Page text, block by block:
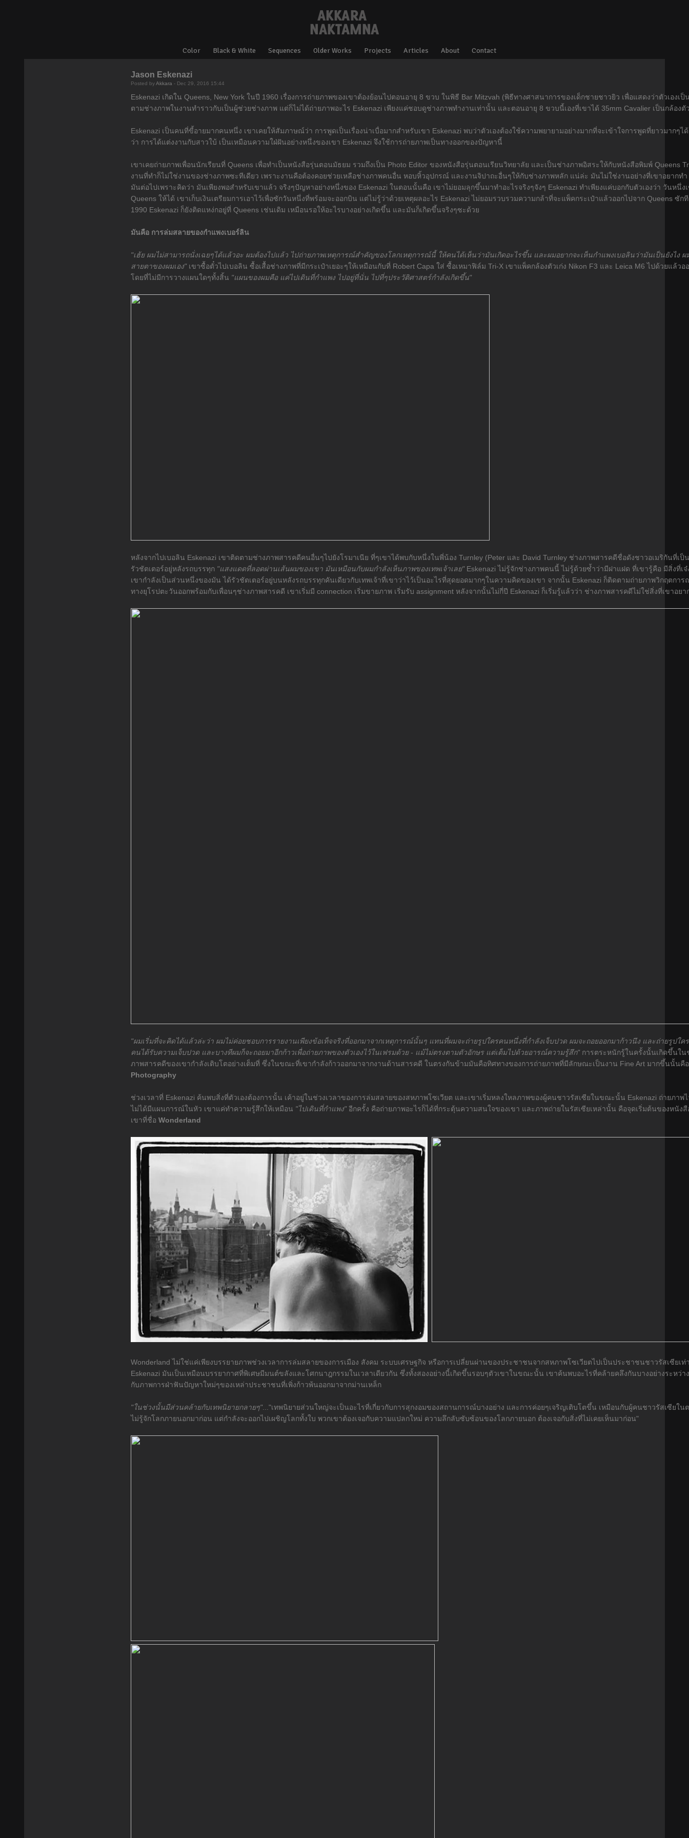
Color Black & White Sequences Older Works Projects Articles About Contact
Jason Eskenazi
Posted byAkkara - Dec 29, 2016 15:44
Eskenazi เกิดใน Queens, New York ในปี 1960 เรื่องการถ่ายภาพของเขาต้องย้อนไปตอนอายุ 8 ขวบ ในพิธี Bar Mitzvah (พิธีทางศาสนาการของเด็กชายชาวยิว เพื่อแสดงว่าตัวเองเ
ตามช่างภาพในงานทำราวกับเป็นผู้ช่วยช่างภาพ แต่ก็ไม่ได้ถ่ายภาพอะไร Eskenazi เพียงแค่ชอบดูช่างภาพทำงานเท่านั้น และตอนอายุ 8 ขวบนี้เองที่เขาได้ 35mm Cavalier เป็นกล้อง
Eskenazi เป็นคนที่ขี้อายมากคนหนึ่ง เขาเคยให้สัมภาษณ์ว่า การพูดเป็นเรื่องน่าเบื่อมากสำหรับเขา Eskenazi พบว่าตัวเองต้องใช้ความพยายามอย่างมากที่จะเข้าใจการพูดที่ยาวมากๆไ
ว่า การได้แต่งงานกับสาวใบ้ เป็นเหมือนความใฝ่ฝันอย่างหนึ่งของเขา Eskenazi จึงใช้การถ่ายภาพเป็นทางออกของปัญหานี้
เขาเคยถ่ายภาพเพื่อนนักเรียนที่ Queens เพื่อทำเป็นหนังสือรุ่นตอนมัธยม รวมถึงเป็น Photo Editor ของหนังสือรุ่นตอนเรียนวิทยาลัย และเป็นช่างภาพอิสระให้กับหนังสือพิมพ์ Queens
งานที่ทำก็ไม่ใช่งานของช่างภาพซะทีเดียว เพราะงานคือต้องคอยช่วยเหลือช่างภาพคนอื่น หอบหิ้วอุปกรณ์ และงานจิปาถะอื่นๆให้กับช่างภาพหลัก แน่ล่ะ มันไม่ใช่งานอย่างที่เขาอยากท
มันต่อไปเพราะคิดว่า มันเพียงพอสำหรับเขาแล้ว จริงๆปัญหาอย่างหนึ่งของ Eskenazi ในตอนนั้นคือ เขาไม่ยอมลุกขึ้นมาทำอะไรจริงๆจังๆ Eskenazi ทำเพียงแค่บอกกับตัวเองว่า วันหนึ่ง
Queens ให้ได้ เขาเก็บเงินเตรียมการเอาไว้เพื่อซักวันหนึ่งที่พร้อมจะออกบิน แต่ไม่รู้ว่าด้วยเหตุผลอะไร Eskenazi ไม่ยอมรวบรวมความกล้าที่จะแพ็คกระเป๋าแล้วออกไปจาก Queens ซัก
1990 Eskenazi ก็ยังติดแหง่กอยู่ที่ Queens เช่นเดิม เหมือนรอให้อะไรบางอย่างเกิดขึ้น และมันก็เกิดขึ้นจริงๆซะด้วย
มันคือ การล่มสลายของกำแพงเบอร์ลิน
"เฮ้ย ผมไม่สามารถนั่งเฉยๆได้แล้วอะ ผมต้องไปแล้ว ไปถ่ายภาพเหตุการณ์สำคัญของโลกเหตุการณ์นี้ ให้คนได้เห็นว่ามันเกิดอะไรขึ้น และผมอยากจะเห็นกำแพงเบอลินว่ามันเป็นยังไง ผ
สายตาของผมเอง"เขาซื้อตั๋วไปเบอลิน ซื้อเสื้อช่างภาพที่มีกระเป๋าเยอะๆให้เหมือนกับที่ Robert Capa ใส่ ซื้อเหมาฟิล์ม Tri-X เขาแพ็คกล้องตัวเก่ง Nikon F3 และ Leica M6 ไปด้วยแล้วอ
โดยที่ไม่มีการวางแผนใดๆทั้งสิ้น "แผนของผมคือ แค่ไปเดินที่กำแพง ไปอยู่ที่นั่น ไปที่ๆประวัติศาสตร์กำลังเกิดขึ้น"
หลังจากไปเบอลิน Eskenazi เขาติดตามช่างภาพสารคดีคนอื่นๆไปยังโรมาเนีย ที่ๆเขาได้พบกับหนึ่งในพี่น้อง Turnley (Peter และ David Turnley ช่างภาพสารคดีชื่อดังชาวอเมริกันที่เป็
รัวชัตเตอร์อยู่หลังรถบรรทุก"แสงแดดที่ลอดผ่านเส้นผมของเขา มันเหมือนกับผมกำลังเห็นภาพของเทพเจ้าเลย"Eskenazi ไม่รู้จักช่างภาพคนนี้ ไม่รู้ด้วยซ้ำว่ามีฝาแฝด ที่เขารู้คือ มีสิ่งที่เ
เขากำลังเป็นส่วนหนึ่งของมัน ได้รัวชัตเตอร์อยู่บนหลังรถบรรทุกคันเดียวกับเทพเจ้าที่เขาว่าไว้เป็นอะไรที่สุดยอดมากๆในความคิดของเขา จากนั้น Eskenazi ก็ติดตามถ่ายภาพวิกฤตการ
ทางยุโรปตะวันออกพร้อมกับเพื่อนๆช่างภาพสารคดี เขาเริ่มมี connection เริ่มขายภาพ เริ่มรับ assignment หลังจากนั้นไม่กี่ปี Eskenazi ก็เริ่มรู้แล้วว่า ช่างภาพสารคดีไม่ใช่สิ่งที่เขาอยา
"ผมเริ่มที่จะคิดได้แล้วล่ะว่า ผมไม่ค่อยชอบการรายงานเพียงข้อเท็จจริงที่ออกมาจากเหตุการณ์นั้นๆ แทนที่ผมจะถ่ายรูปใครคนหนึ่งที่กำลังเจ็บปวด ผมจะถอยออกมาก้าวนึง และถ่ายรูปใค
คนได้รับความเจ็บปวด และบางทีผมก็จะถอยมาอีกก้าวเพื่อถ่ายภาพของตัวเองไว้ในเฟรมด้วย - แม้ไม่ตรงตามตัวอักษร แต่เต็มไปด้วยอารณ์ความรู้สึก"การตระหนักรู้ในครั้งนั้นเกิดขึ้นใน
ภาพสารคดีของเขากำลังเติบโตอย่างเต็มที่ ซึ่งในขณะที่เขากำลังก้าวออกมาจากงานด้านสารคดี ในตรงกันข้ามมันคือทิศทางของการถ่ายภาพที่มีลักษณะเป็นงาน Fine Art มากขึ้นนั้นคื
Photography
ช่วงเวลาที่ Eskenazi ค้นพบสิ่งที่ตัวเองต้องการนั้น เค้าอยู่ในช่วงเวลาของการล่มสลายของสหภาพโซเวียต และเขาเริ่มหลงใหลภาพของผู้คนชาวรัสเซียในขณะนั้น Eskenazi ถ่ายภาพ
ไม่ได้มีแผนการณ์ในหัว เขาแค่ทำความรู้สึกให้เหมือน "ไปเดินที่กำแพง"อีกครั้ง คือถ่ายภาพอะไรก็ได้ที่กระตุ้นความสนใจของเขา และภาพถ่ายในรัสเซียเหล่านั้น คือจุดเริ่มต้นของหนังสื
เขาที่ชื่อ Wonderland
Wonderland ไม่ใช่แค่เพียงบรรยายภาพช่วงเวลาการล่มสลายของการเมือง สังคม ระบบเศรษฐกิจ หรือการเปลี่ยนผ่านของประชาชนจากสหภาพโซเวียตไปเป็นประชาชนชาวรัสเซียเ
Eskenazi มันเป็นเหมือนบรรยากาศที่พิเศษมีมนต์ขลังและโศกนาฎกรรมในเวลาเดียวกัน ซึ่งทั้งสองอย่างนี้เกิดขึ้นรอบๆตัวเขาในขณะนั้น เขาค้นพบอะไรที่คล้ายคลึงกันบางอย่างระหว่า
กับภาพการฝ่าฟันปัญหาใหม่ๆของเหล่าประชาชนที่เพิ่งก้าวพ้นออกมาจากม่านเหล็ก
"ในช่วงนั้นมีส่วนคล้ายกับเทพนิยายกลายๆ"..."เทพนิยายส่วนใหญ่จะเป็นอะไรที่เกี่ยวกับการสุกงอมของสถานการณ์บางอย่าง และการค่อยๆเจริญเติบโตขึ้น เหมือนกับผู้คนชาวรัสเซียใน
ไม่รู้จักโลกภายนอกมาก่อน แต่กำลังจะออกไปเผชิญโลกทั้งใบ พวกเขาต้องเจอกับความแปลกใหม่ ความลึกลับซับซ้อนของโลกภายนอก ต้องเจอกับสิ่งที่ไม่เคยเห็นมาก่อน"